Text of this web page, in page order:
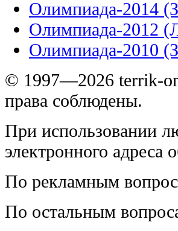
Олимпиада-2014
Олимпиада-2012
Олимпиада-2010
© 1997—2026 terrik-
права соблюдены.
При использовании
электронного адреса
По рекламным
По остальным